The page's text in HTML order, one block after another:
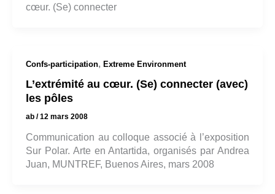
cœur. (Se) connecter
Confs-participation, Extreme Environment
L’extrémité au cœur. (Se) connecter (avec)
les pôles
ab /12 mars 2008
Communication au colloque associé à l’exposition
Sur Polar. Arte en Antartida, organisés par Andrea
Juan, MUNTREF, Buenos Aires, mars 2008